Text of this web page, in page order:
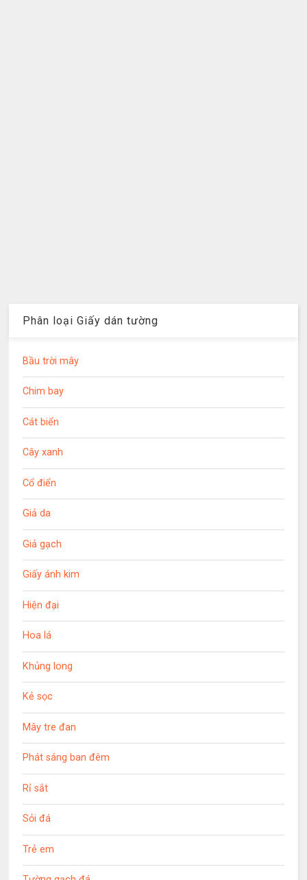
Phân loại Giấy dán tường
Bầu trời mây
Chim bay
Cát biển
Cây xanh
Cổ điển
Giả da
Giả gạch
Giấy ánh kim
Hiện đại
Hoa lá
Khủng long
Kẻ sọc
Mây tre đan
Phát sáng ban đêm
Rỉ sắt
Sỏi đá
Trẻ em